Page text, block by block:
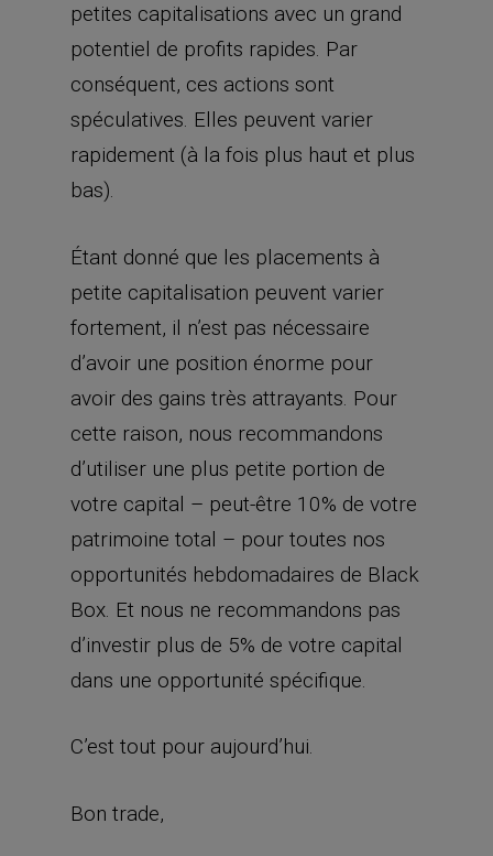
petites capitalisations avec un grand
potentiel de profits rapides. Par
conséquent, ces actions sont
spéculatives. Elles peuvent varier
rapidement (à la fois plus haut et plus
bas).
Étant donné que les placements à
petite capitalisation peuvent varier
fortement, il n’est pas nécessaire
d’avoir une position énorme pour
avoir des gains très attrayants. Pour
cette raison, nous recommandons
d’utiliser une plus petite portion de
votre capital – peut-être 10% de votre
patrimoine total – pour toutes nos
opportunités hebdomadaires de Black
Box. Et nous ne recommandons pas
d’investir plus de 5% de votre capital
dans une opportunité spécifique.
C’est tout pour aujourd’hui.
Bon trade,